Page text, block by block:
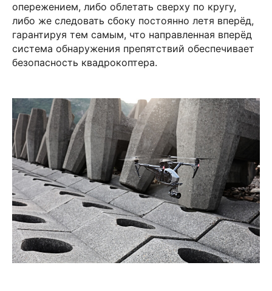
опережением, либо облетать сверху по кругу,
либо же следовать сбоку постоянно летя вперёд,
гарантируя тем самым, что направленная вперёд
система обнаружения препятствий обеспечивает
безопасность квадрокоптера.